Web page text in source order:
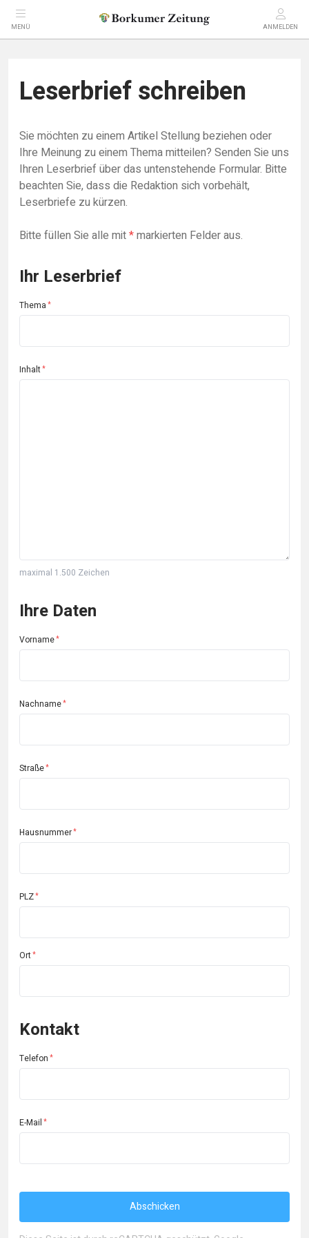
MENÜ ANMELDEN
Leserbrief schreiben
Sie möchten zu einem Artikel Stellung beziehen oder
Ihre Meinung zu einem Thema mitteilen? Senden Sie uns
Ihren Leserbrief über das untenstehende Formular. Bitte
beachten Sie, dass die Redaktion sich vorbehält,
Leserbriefe zu kürzen.
Bitte füllen Sie alle mit*markierten Felder aus.
Ihr Leserbrief
Thema
Inhalt
maximal 1.500 Zeichen
Ihre Daten
Vorname
Nachname
Straße
Hausnummer
PLZ
Ort
Kontakt
Telefon
E-Mail
Abschicken